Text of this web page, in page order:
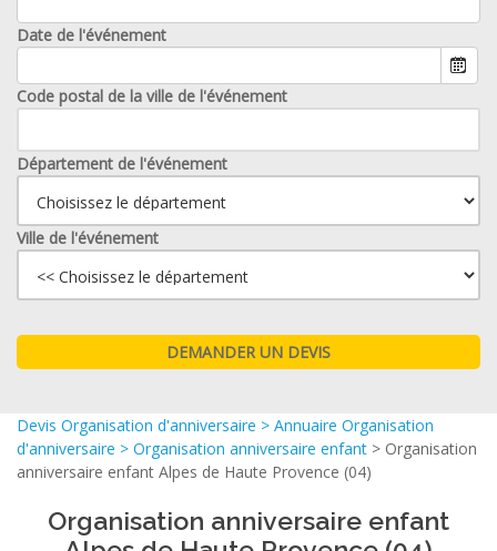
Date de l'événement
Code postal de la ville de l'événement
Département de l'événement
Ville de l'événement
Devis Organisation d'anniversaire > Annuaire Organisation
d'anniversaire > Organisation anniversaire enfant > Organisation
anniversaire enfant Alpes de Haute Provence (04)
Organisation anniversaire enfant